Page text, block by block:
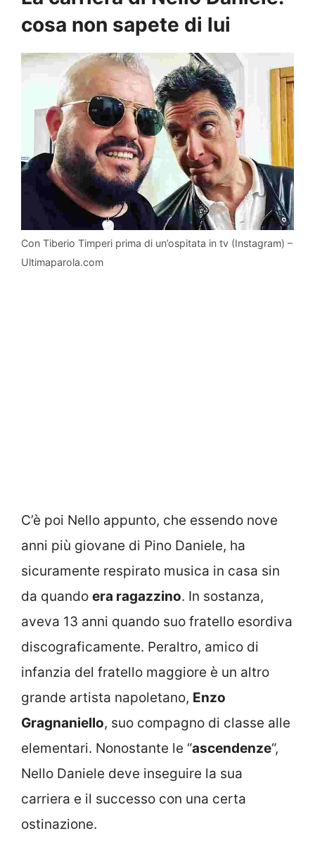
cosa non sapete di lui
Con Tiberio Timperi prima di un’ospitata in tv (Instagram) –
Ultimaparola.com
C’è poi Nello appunto, che essendo nove
anni più giovane di Pino Daniele, ha
sicuramente respirato musica in casa sin
da quando era ragazzino. In sostanza,
aveva 13 anni quando suo fratello esordiva
discograficamente. Peraltro, amico di
infanzia del fratello maggiore è un altro
grande artista napoletano, Enzo
Gragnaniello, suo compagno di classe alle
elementari. Nonostante le “ascendenze“,
Nello Daniele deve inseguire la sua
carriera e il successo con una certa
ostinazione.